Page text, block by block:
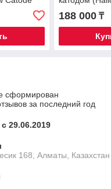
188 000₸
сформирован
за последний год
29.06.2019
168, Алматы, Казахстан